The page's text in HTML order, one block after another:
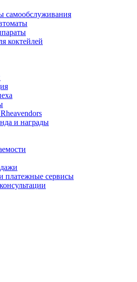
самообслуживания
коктейлей
и награды
платежные сервисы